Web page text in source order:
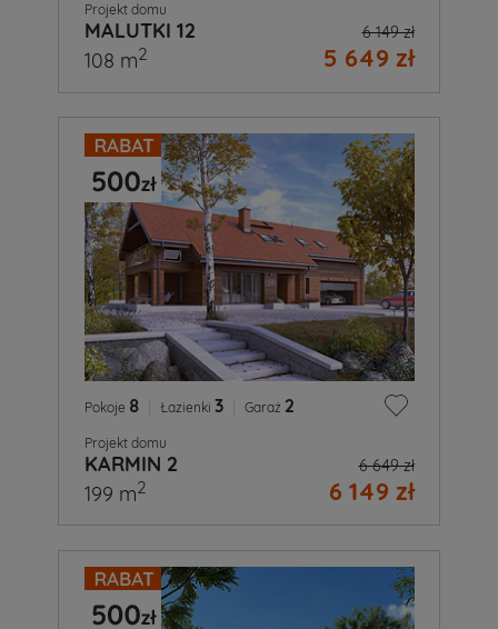
Projekt domu
MALUTKI 12 6 149 zł
5 649 zł
108 m2
Pokoje 8 Łazienki 3 Garaż 2
Projekt domu
KARMIN 2 6 649 zł
6 149 zł
199 m2